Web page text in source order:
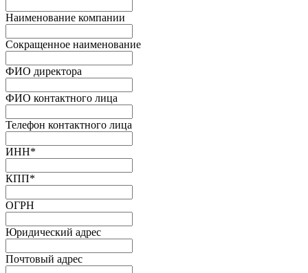
Наименование компании
Сокращенное наименование
ФИО директора
ФИО контактного лица
Телефон контактного лица
ИНН*
КПП*
ОГРН
Юридический адрес
Почтовый адрес